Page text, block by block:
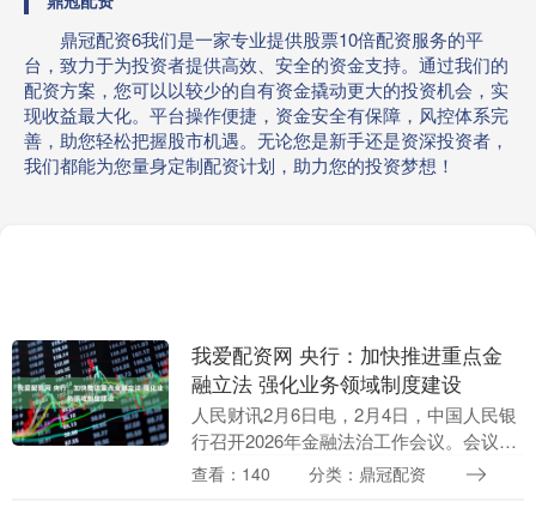
鼎冠配资6我们是一家专业提供股票10倍配资服务的平
台，致力于为投资者提供高效、安全的资金支持。通过我们的
配资方案，您可以以较少的自有资金撬动更大的投资机会，实
现收益最大化。平台操作便捷，资金安全有保障，风控体系完
善，助您轻松把握股市机遇。无论您是新手还是资深投资者，
我们都能为您量身定制配资计划，助力您的投资梦想！
我爱配资网 央行：加快推进重点金
融立法 强化业务领域制度建设
人民财讯2月6日电，2月4日，中国人民银
行召开2026年金融法治工作会议。会议要
求，2026年要聚焦建设高水平法治央行，
查看：140 分类：鼎冠配资